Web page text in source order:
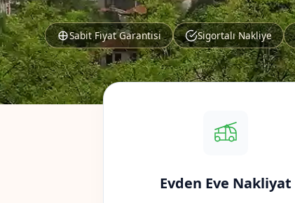
Sabit Fiyat Garantisi Sigortalı Nakliye
Evden Eve Nakliyat